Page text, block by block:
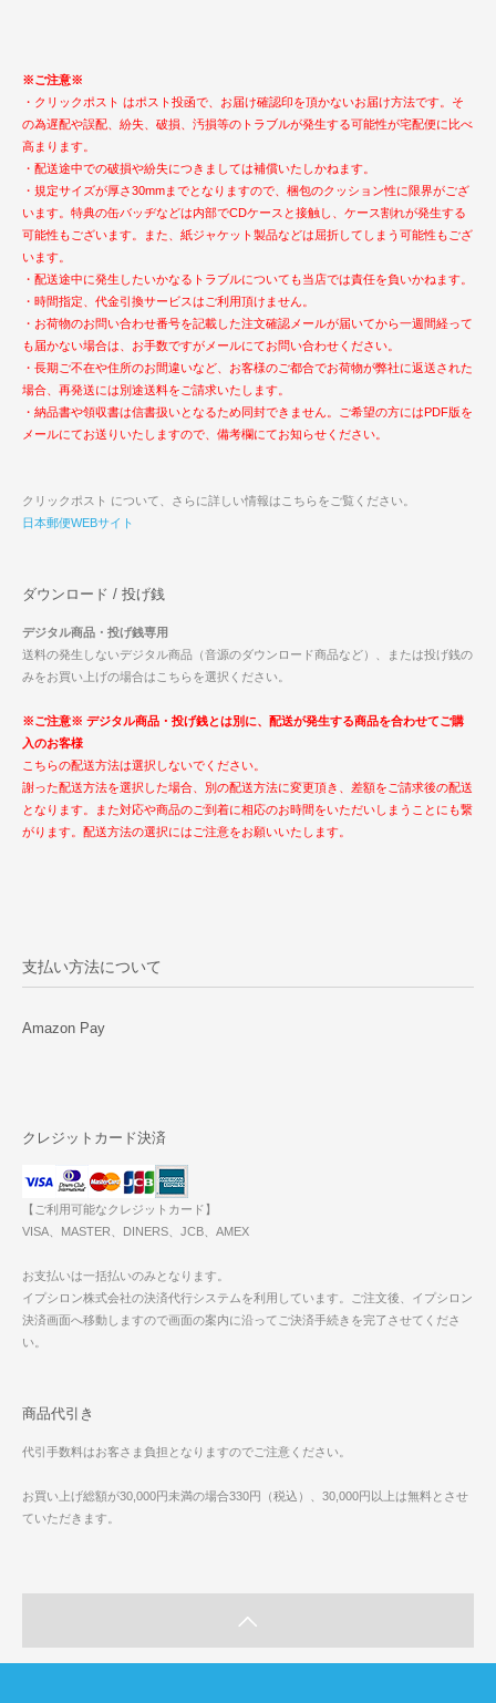
※ご注意※
・クリックポスト はポスト投函で、お届け確認印を頂かないお届け方法です。そ
の為遅配や誤配、紛失、破損、汚損等のトラブルが発生する可能性が宅配便に比べ
高まります。
・配送途中での破損や紛失につきましては補償いたしかねます。
・規定サイズが厚さ30mmまでとなりますので、梱包のクッション性に限界がござ
います。特典の缶バッヂなどは内部でCDケースと接触し、ケース割れが発生する
可能性もございます。また、紙ジャケット製品などは屈折してしまう可能性もござ
います。
・配送途中に発生したいかなるトラブルについても当店では責任を負いかねます。
・時間指定、代金引換サービスはご利用頂けません。
・お荷物のお問い合わせ番号を記載した注文確認メールが届いてから一週間経って
も届かない場合は、お手数ですがメールにてお問い合わせください。
・長期ご不在や住所のお間違いなど、お客様のご都合でお荷物が弊社に返送された
場合、再発送には別途送料をご請求いたします。
・納品書や領収書は信書扱いとなるため同封できません。ご希望の方にはPDF版を
メールにてお送りいたしますので、備考欄にてお知らせください。
クリックポスト について、さらに詳しい情報はこちらをご覧ください。
日本郵便WEBサイト
ダウンロード / 投げ銭
デジタル商品・投げ銭専用
送料の発生しないデジタル商品（音源のダウンロード商品など）、または投げ銭の
みをお買い上げの場合はこちらを選択ください。
※ご注意※ デジタル商品・投げ銭とは別に、配送が発生する商品を合わせてご購
入のお客様
こちらの配送方法は選択しないでください。
謝った配送方法を選択した場合、別の配送方法に変更頂き、差額をご請求後の配送
となります。また対応や商品のご到着に相応のお時間をいただいしまうことにも繋
がります。配送方法の選択にはご注意をお願いいたします。
支払い方法について
Amazon Pay
クレジットカード決済
【ご利用可能なクレジットカード】
VISA、MASTER、DINERS、JCB、AMEX
お支払いは一括払いのみとなります。
イプシロン株式会社の決済代行システムを利用しています。ご注文後、イプシロン
決済画面へ移動しますので画面の案内に沿ってご決済手続きを完了させてくださ
い。
商品代引き
代引手数料はお客さま負担となりますのでご注意ください。
お買い上げ総額が30,000円未満の場合330円（税込）、30,000円以上は無料とさせ
ていただきます。